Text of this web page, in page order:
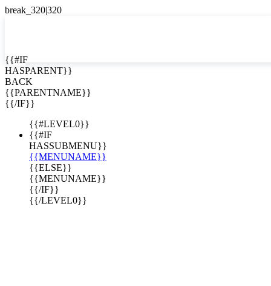

EN
ES
{{#IF
HASPARENT}}
BACK
{{PARENTNAME}}
{{/IF}}
{{#LEVEL0}}
{{#IF
HASSUBMENU}}
{{MENUNAME}}
{{ELSE}}
{{MENUNAME}}
{{/IF}}
{{/LEVEL0}}